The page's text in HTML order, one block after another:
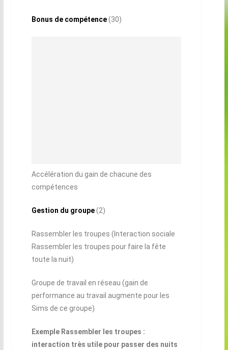
Bonus de compétence(30)
Accélération du gain de chacune des
compétences
Gestion du groupe(2)
Rassembler les troupes (Interaction sociale
Rassembler les troupes pour faire la fête
toute la nuit)
Groupe de travail en réseau (gain de
performance au travail augmente pour les
Sims de ce groupe)
Exemple Rassembler les troupes :
interaction très utile pour passer des nuits